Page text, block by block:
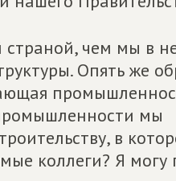
чем мы в
Опять же
мы
в
коллеги? Я могу